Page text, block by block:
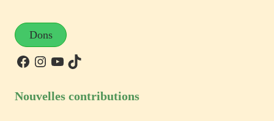
Dons
Nouvelles contributions